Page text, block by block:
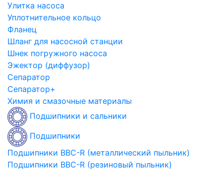
Улитка насоса
Уплотнительное кольцо
Фланец
Шланг для насосной станции
Шнек погружного насоса
Эжектор (диффузор)
Сепаратор
Сепаратор+
Химия и смазочные материалы
Подшипники и сальники
Подшипники
Подшипники BBC-R (металлический пыльник)
Подшипники BBC-R (резиновый пыльник)